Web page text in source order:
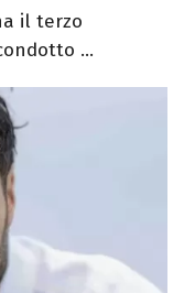
il terzo
...